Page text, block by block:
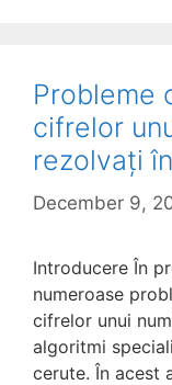
Probleme
cifrelor
rezolvați
December 9,
Introducere În
numeroase
cifrelor unui
algoritmi
cerute. În acest